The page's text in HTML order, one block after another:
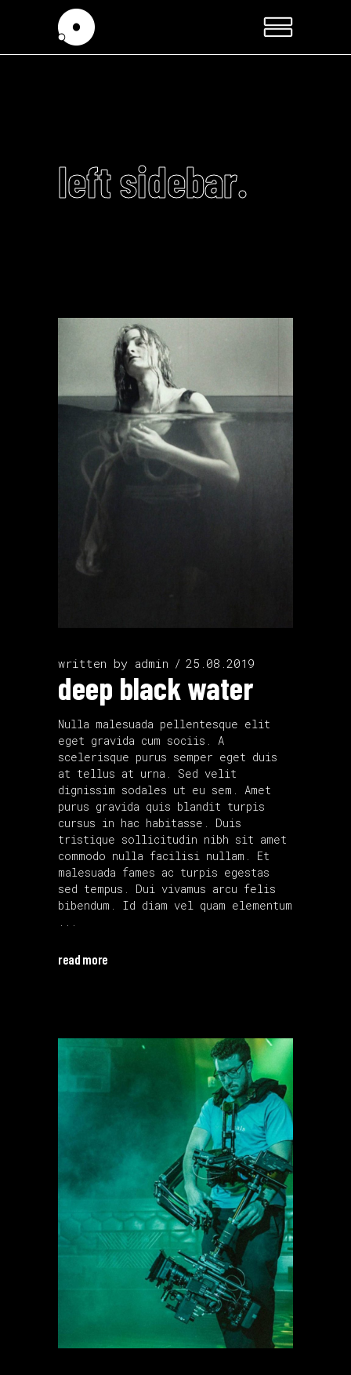
left sidebar.
written by admin 25.08.2019
deep black water
Nulla malesuada pellentesque elit
eget gravida cum sociis. A
scelerisque purus semper eget duis
at tellus at urna. Sed velit
dignissim sodales ut eu sem. Amet
purus gravida quis blandit turpis
cursus in hac habitasse. Duis
tristique sollicitudin nibh sit amet
commodo nulla facilisi nullam. Et
malesuada fames ac turpis egestas
sed tempus. Dui vivamus arcu felis
bibendum. Id diam vel quam elementum
read more